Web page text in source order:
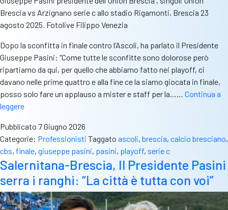
Brescia vs Arzignano serie c allo stadio Rigamonti, Brescia 23
agosto 2025. Fotolive Filippo Venezia
Dopo la sconfitta in finale contro l’Ascoli, ha parlato il Presidente
Giuseppe Pasini: “Come tutte le sconfitte sono dolorose però
ripartiamo da qui, per quello che abbiamo fatto nei playoff, ci
davano nelle prime quattro e alla fine ce la siamo giocata in finale,
posso solo fare un applauso a mister e staff per la…… Continua a
leggereAscoli-
le
parole
di
Pasini:
“Il
nome
rimarrà
Pubblicato 7 Giugno 2026
Categorie: Professionisti Taggato ascoli, brescia, calcio bresciano,
cbs, finale, giuseppe pasini, pasini, playoff, serie c
Salernitana-Brescia, Il Presidente Pasini
serra i ranghi: “La città è tutta con voi”